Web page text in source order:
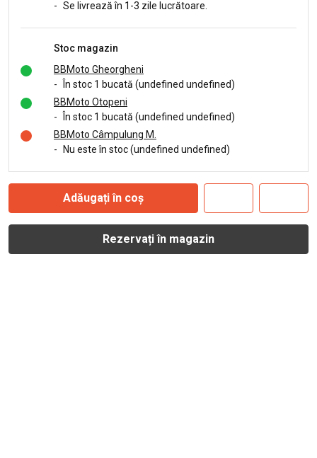
- Se livrează în 1-3 zile lucrătoare.
Stoc magazin
BBMoto Gheorgheni
-
În stoc 1 bucată (undefined undefined)
BBMoto Otopeni
-
În stoc 1 bucată (undefined undefined)
BBMoto Câmpulung M.
-
Nu este în stoc (undefined undefined)
Adăugați în coș
Rezervați în magazin